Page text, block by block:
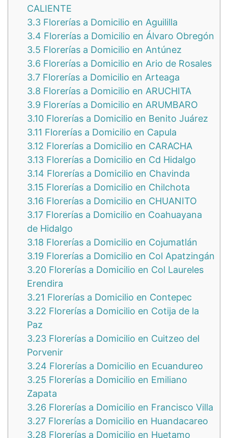
CALIENTE
3.3 Florerías a Domicilio en Aguililla
3.4 Florerías a Domicilio en Álvaro Obregón
3.5 Florerías a Domicilio en Antúnez
3.6 Florerías a Domicilio en Ario de Rosales
3.7 Florerías a Domicilio en Arteaga
3.8 Florerías a Domicilio en ARUCHITA
3.9 Florerías a Domicilio en ARUMBARO
3.10 Florerías a Domicilio en Benito Juárez
3.11 Florerías a Domicilio en Capula
3.12 Florerías a Domicilio en CARACHA
3.13 Florerías a Domicilio en Cd Hidalgo
3.14 Florerías a Domicilio en Chavinda
3.15 Florerías a Domicilio en Chilchota
3.16 Florerías a Domicilio en CHUANITO
3.17 Florerías a Domicilio en Coahuayana
de Hidalgo
3.18 Florerías a Domicilio en Cojumatlán
3.19 Florerías a Domicilio en Col Apatzingán
3.20 Florerías a Domicilio en Col Laureles
Erendira
3.21 Florerías a Domicilio en Contepec
3.22 Florerías a Domicilio en Cotija de la
Paz
3.23 Florerías a Domicilio en Cuitzeo del
Porvenir
3.24 Florerías a Domicilio en Ecuandureo
3.25 Florerías a Domicilio en Emiliano
Zapata
3.26 Florerías a Domicilio en Francisco Villa
3.27 Florerías a Domicilio en Huandacareo
3.28 Florerías a Domicilio en Huetamo